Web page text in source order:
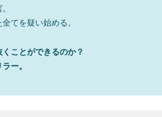
てを疑い始める。
ことができるのか？
ー。